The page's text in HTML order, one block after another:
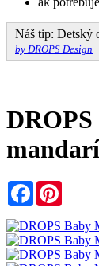
Náš tip: Detský
by DROPS Design
Facebook